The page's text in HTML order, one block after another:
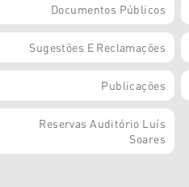
Documentos Públicos
Sugestões E Reclamações
Publicações
Reservas Auditório Luís
Soares